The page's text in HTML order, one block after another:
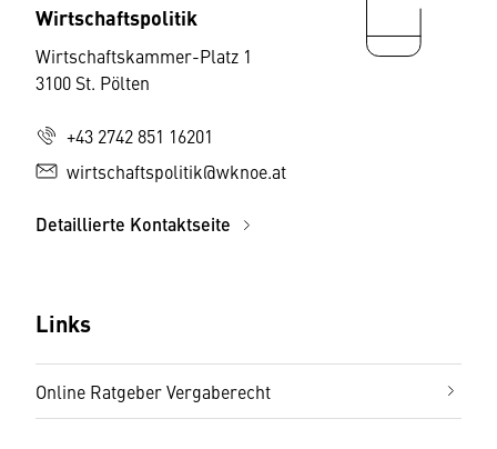
Wirtschaftspolitik
Wirtschaftskammer-Platz 1
3100 St. Pölten
+43 2742 851 16201
wirtschaftspolitik@wknoe.at
Detaillierte Kontaktseite
Links
Online Ratgeber Vergaberecht